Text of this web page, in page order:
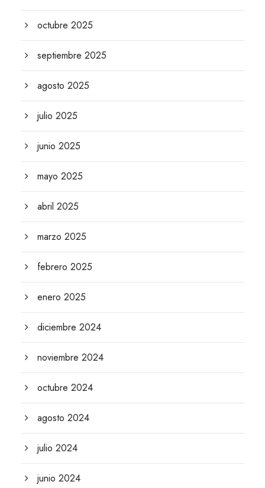
octubre 2025
septiembre 2025
agosto 2025
julio 2025
junio 2025
mayo 2025
abril 2025
marzo 2025
febrero 2025
enero 2025
diciembre 2024
noviembre 2024
octubre 2024
agosto 2024
julio 2024
junio 2024